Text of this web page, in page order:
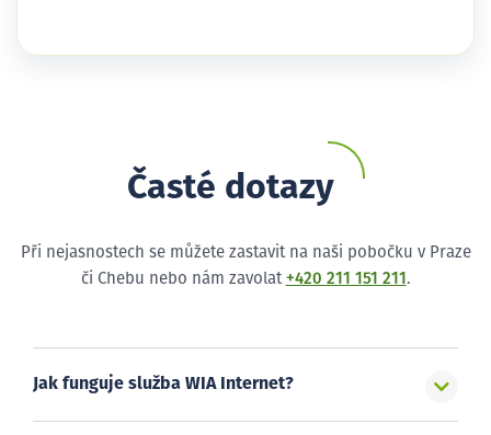
Časté dotazy
Při nejasnostech se můžete zastavit na naši pobočku v Praze
či Chebu nebo nám zavolat +420 211 151 211 .
Jak funguje služba WIA Internet?